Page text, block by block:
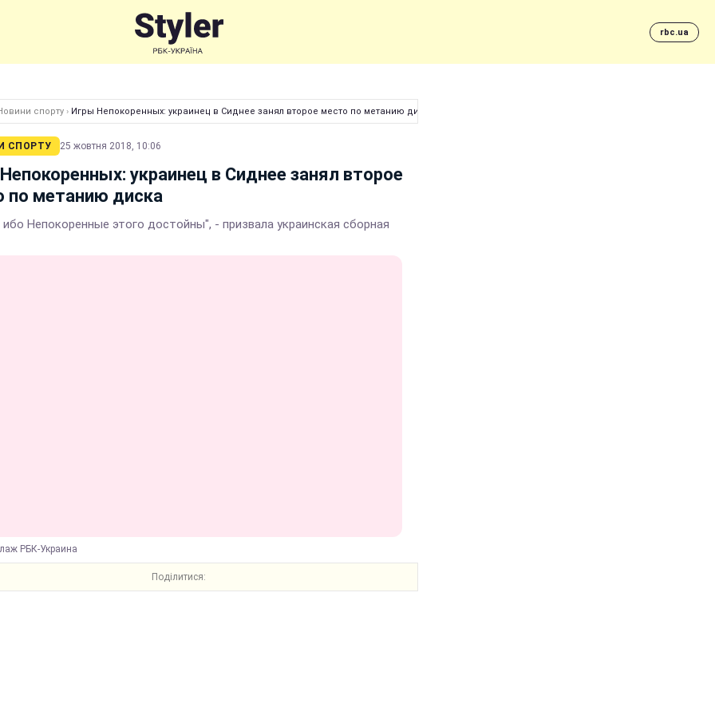
rbc.ua
спорту › Игры Непокоренных: украинец в Сиднее занял второе место по метанию диска
СПОРТУ 25 жовтня 2018, 10:06
украинец в Сиднее занял второе
по метанию диска
Непокоренные этого достойны", - призвала украинская сборная
РБК-Украина
Поділитися: